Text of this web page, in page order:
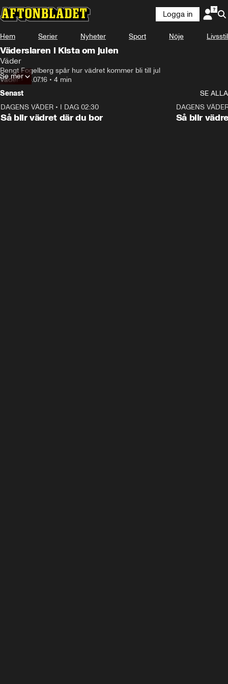
Logga in
Hem Serier Nyheter Sport Nöje Livsstil
Vädersiaren i Kista om julen
Väder
Bengt Fogelberg spår hur vädret kommer bli till jul
Väder• 18.07.16 • 4 min
Se mer
Senast
SE ALLA
DAGENS VÄDER • I DAG 02:30
Så blir vädret där du bor
DAGENS
Så blir